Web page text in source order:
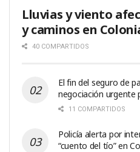
Lluvias y viento
y caminos en
40 COMPARTIDOS
El fin del seguro de
negociación urgente
11 COMPARTIDOS
Policía alerta por
“cuento del tío” en